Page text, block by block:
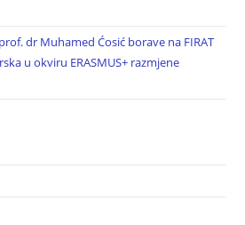
dr Muhamed Ćosić borave na FIRAT
u okviru ERASMUS+ razmjene